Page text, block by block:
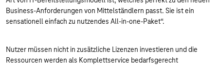
Business-Anforderungen von Mittelständlern passt. Sie ist ein
sensationell einfach zu nutzendes All-in-one-Paket“.
Nutzer müssen nicht in zusätzliche Lizenzen investieren und die
Ressourcen werden als Komplettservice bedarfsgerecht